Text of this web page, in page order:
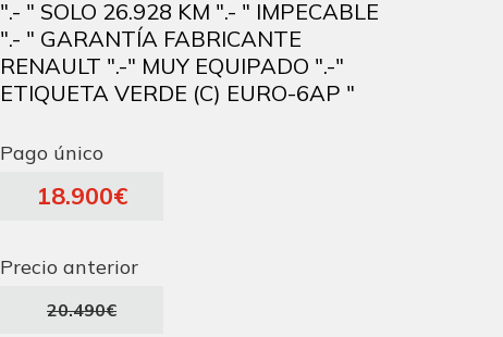
".- " SOLO 26.928 KM ".- " IMPECABLE
".- " GARANTÍA FABRICANTE
RENAULT ".-" MUY EQUIPADO ".-"
ETIQUETA VERDE (C) EURO-6AP "
Pago único
18.900€
Precio anterior
20.490€